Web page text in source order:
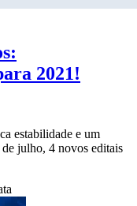
2021!
estabilidade e um
julho, 4 novos editais